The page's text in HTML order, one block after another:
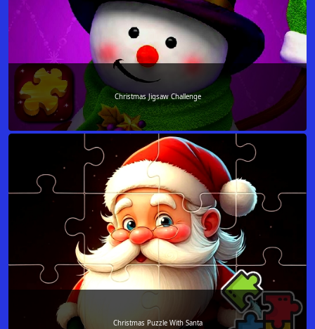
Christmas Jigsaw Challenge
Christmas Puzzle With Santa